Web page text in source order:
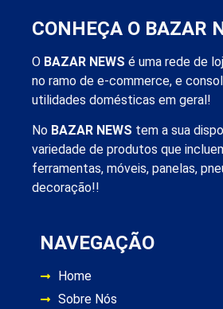
CONHEÇA O BAZAR
O BAZAR NEWS é uma rede de
no ramo de e-commerce, e
utilidades domésticas em geral!
No BAZAR NEWS tem a sua
variedade de produtos que
ferramentas, móveis, panelas,
decoração!!
NAVEGAÇÃO
Home
Sobre Nós